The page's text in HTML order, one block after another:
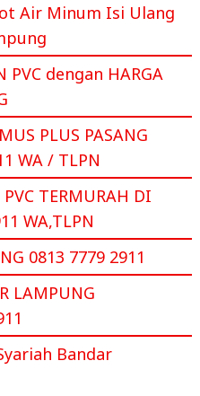
Air Minum Isi Ulang
PVC dengan HARGA
PLUS PASANG
WA / TLPN
PVC TERMURAH DI
WA,TLPN
0813 7779 2911
LAMPUNG
Bandar